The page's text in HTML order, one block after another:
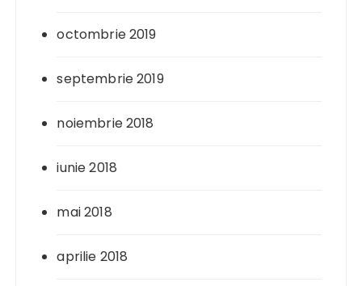
octombrie 2019
septembrie 2019
noiembrie 2018
iunie 2018
mai 2018
aprilie 2018